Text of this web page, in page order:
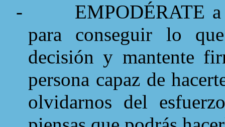
-
EMPODÉRATE
para conseguir lo
decisión y mantente
persona capaz de
olvidarnos del